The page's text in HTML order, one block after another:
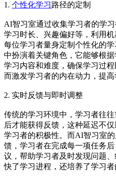
1. 个性化学习路径的定制
AI智习室通过收集学习者的学
学习时长、兴趣偏好等，利用
每位学习者量身定制个性化的
中扮演着关键角色，它能够根据
学习内容和难度，确保学习过
而激发学习者的内在动力，提高
2. 实时反馈与即时调整
传统的学习环境中，学习者往
后才能获得反馈，这种延迟不
学习者的积极性。而AI智习室
馈，学习者在完成每一项任务
议，帮助学习者及时发现问题
快了学习进程，还培养了学习